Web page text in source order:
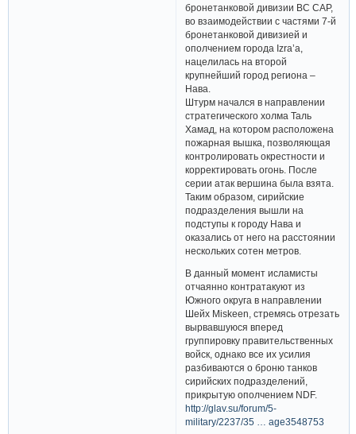
бронетанковой дивизии ВС САР,
во взаимодействии с частями 7-й
бронетанковой дивизией и
ополчением города Izra’a,
нацелилась на второй
крупнейший город региона –
Нава.
Штурм начался в направлении
стратегического холма Таль
Хамад, на котором расположена
пожарная вышка, позволяющая
контролировать окрестности и
корректировать огонь. После
серии атак вершина была взята.
Таким образом, сирийские
подразделения вышли на
подступы к городу Нава и
оказались от него на расстоянии
нескольких сотен метров.
В данный момент исламисты
отчаянно контратакуют из
Южного округа в направлении
Шейх Miskeen, стремясь отрезать
вырвавшуюся вперед
группировку правительственных
войск, однако все их усилия
разбиваются о броню танков
сирийских подразделений,
прикрытую ополчением NDF.
http://glav.su/forum/5-
military/2237/35 … age3548753